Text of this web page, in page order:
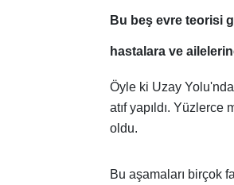
Bu beş evre teorisi
hastalara ve
Öyle ki Uzay
atıf yapıldı.
oldu.
Bu aşamaları birçok